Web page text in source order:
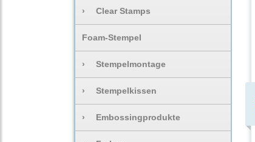
› Clear Stamps
Foam-Stempel
› Stempelmontage
› Stempelkissen
› Embossingprodukte